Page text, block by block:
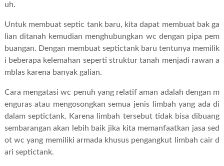
uh.
Untuk membuat septic tank baru, kita dapat membuat bak ga
lian ditanah kemudian menghubungkan wc dengan pipa pem
buangan. Dengan membuat septictank baru tentunya memilik
i beberapa kelemahan seperti struktur tanah menjadi rawan a
mblas karena banyak galian.
Cara mengatasi wc penuh yang relatif aman adalah dengan m
enguras atau mengosongkan semua jenis limbah yang ada di
dalam septictank. Karena limbah tersebut tidak bisa dibuang
sembarangan akan lebih baik jika kita memanfaatkan jasa sed
ot wc yang memiliki armada khusus pengangkut limbah cair d
ari septictank.